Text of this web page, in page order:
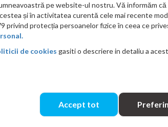
ieftin?
pe website-ul nostru. Vă informăm
și în activitatea curentă cele mai recente
privind protecția persoanelor fizice în ceea ce
de cookies gasiti o descriere in detaliu a
Accept tot